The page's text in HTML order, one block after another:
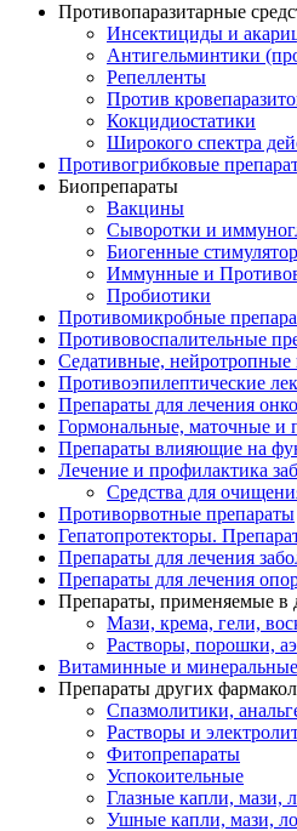
Противопаразитарные
Инсектициды и
Антигельминтики
Репелленты
Против
Кокцидиостатики
Широкого спектра
Противогрибковые
Биопрепараты
Вакцины
Сыворотки и
Биогенные
Иммунные и
Пробиотики
Противомикробные
Противовоспалительные
Седативные,
Противоэпилептические
Препараты для лечения
Гормональные, маточные и
Препараты влияющие на
Лечение и профилактика
Средства для
Противорвотные препараты
Гепатопротекторы.
Препараты для лечения
Препараты для лечения
Препараты, применяемые в
Мази, крема, гели,
Растворы, порошки,
Витаминные и
Препараты других
Спазмолитики,
Растворы и
Фитопрепараты
Успокоительные
Глазные капли, мази,
Ушные капли, мази,